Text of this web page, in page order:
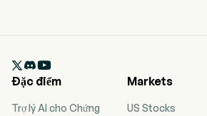

Đặc điểm
Trợ lý AI cho Chứng
Markets
US Stocks